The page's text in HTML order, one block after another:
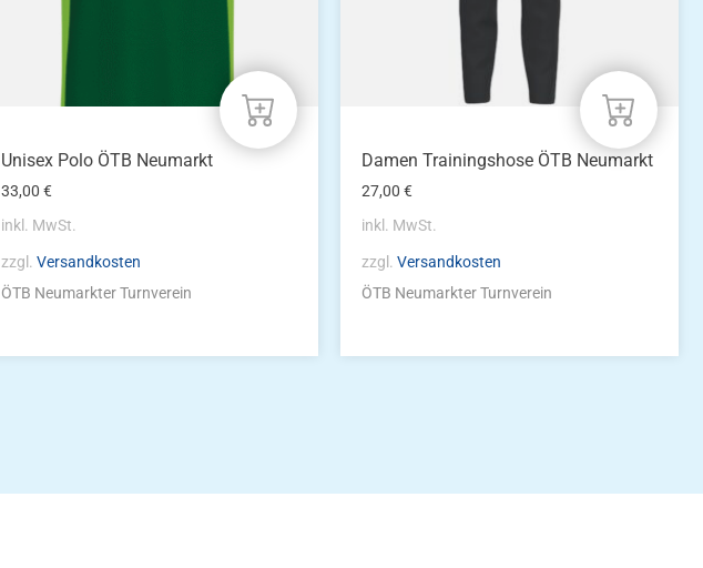
Produktseite
Unisex Polo ÖTB Neumarkt
33,00€
inkl. MwSt.
zzgl.Versandkosten
ÖTB Neumarkter Turnverein
Damen Trainingshose ÖTB Neumarkt
27,00€
inkl. MwSt.
zzgl.Versandkosten
ÖTB Neumarkter Turnverein